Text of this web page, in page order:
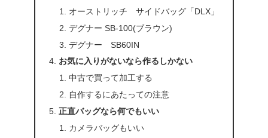
オーストリッチ サイドバッグ「DLX」
デグナー SB-100(ブラウン)
デグナー SB60IN
お気に入りがないなら作るしかない
中古で買って加工する
自作するにあたっての注意
正直バッグなら何でもいい
カメラバッグもいい